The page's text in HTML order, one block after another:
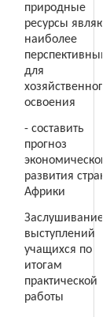
природные
ресурсы
наиболее
для
хозяйственного
освоения
- составить
прогноз
развития стран
Африки
Заслушивание
выступлений
учащихся по
итогам
практической
работы